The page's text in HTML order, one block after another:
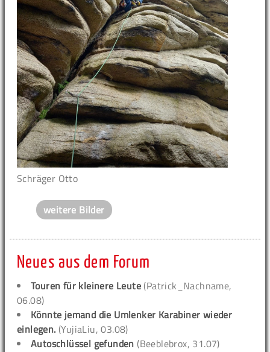
Schräger Otto
weitere Bilder
Neues aus dem Forum
Touren für kleinere Leute (Patrick_Nachname,
06.08)
Könnte jemand die Umlenker Karabiner wieder
einlegen. (YujiaLiu, 03.08)
Autoschlüssel gefunden (Beeblebrox, 31.07)